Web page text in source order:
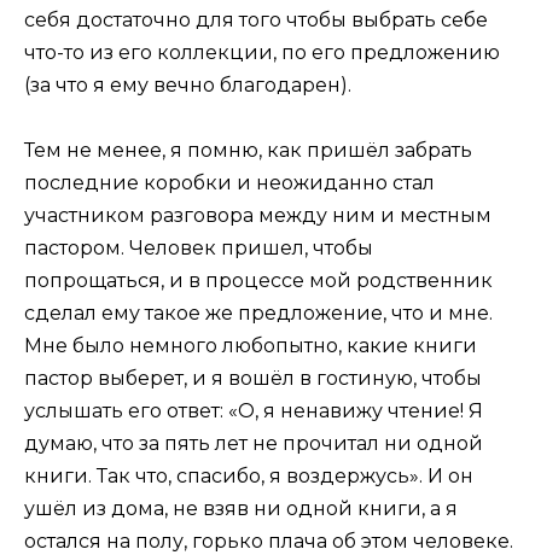
себя достаточно для того чтобы выбрать себе
что-то из его коллекции, по его предложению
(за что я ему вечно благодарен).
Тем не менее, я помню, как пришёл забрать
последние коробки и неожиданно стал
участником разговора между ним и местным
пастором. Человек пришел, чтобы
попрощаться, и в процессе мой родственник
сделал ему такое же предложение, что и мне.
Мне было немного любопытно, какие книги
пастор выберет, и я вошёл в гостиную, чтобы
услышать его ответ: «О, я ненавижу чтение! Я
думаю, что за пять лет не прочитал ни одной
книги. Так что, спасибо, я воздержусь». И он
ушёл из дома, не взяв ни одной книги, а я
остался на полу, горько плача об этом человеке.